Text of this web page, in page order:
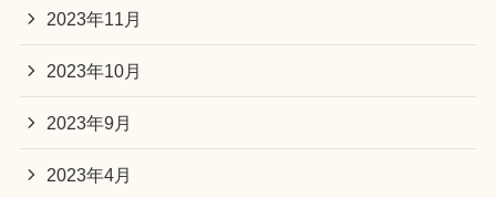
2023年11月
2023年10月
2023年9月
2023年4月